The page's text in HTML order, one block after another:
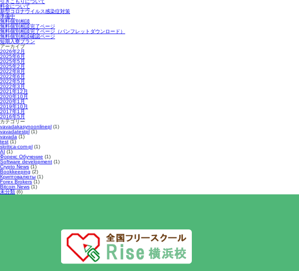
引きこもりについて
料金について
新型コロナウイルス感染症対策
準備中
無料個別相談
無料個別相談完了ページ
無料個別相談完了ページ（パンフレットダウンロード）
無料個別相談確認ページ
短期入寮プラン
アーカイブ
2026年2月
2025年6月
2025年5月
2025年2月
2022年8月
2022年6月
2022年5月
2022年3月
2021年12月
2020年10月
2020年1月
2019年10月
2017年1月
2016年5月
カテゴリー
vavadakasynoonlinepl (1)
vavadatestpl (1)
vavada (1)
test (1)
slottica-com-pl (1)
AI (1)
Форекс Обучение (1)
Software development (1)
Crypto News (1)
Bookkeeping (2)
Криптовалюты (1)
Forex Brokers (1)
Bitcoin News (1)
未分類 (6)